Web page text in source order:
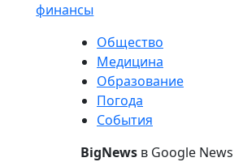
финансы
Общество
Медицина
Образование
Погода
События
BigNews в Google News